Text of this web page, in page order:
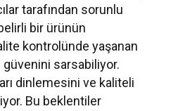
tarafından sorunlu
bir ürünün
kontrolünde yaşanan
güvenini sarsabiliyor.
dinlemesini ve kaliteli
Bu beklentiler